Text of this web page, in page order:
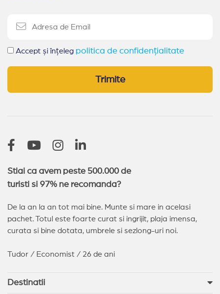
Accept și înțeleg politica de confidențialitate
Trimite
Stiai ca avem peste 500.000 de
turisti si 97% ne recomanda?
De la an la an tot mai bine. Munte si mare in acelasi
pachet. Totul este foarte curat si ingrijit, plaja imensa,
curata si bine dotata, umbrele si sezlong-uri noi.
Tudor / Economist / 26 de ani
Destinatii